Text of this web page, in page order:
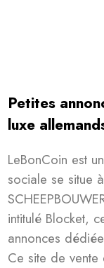
Petites
luxe
LeBonCoin est
sociale se situe
intitulé Blocket,
annonces
Ce site de